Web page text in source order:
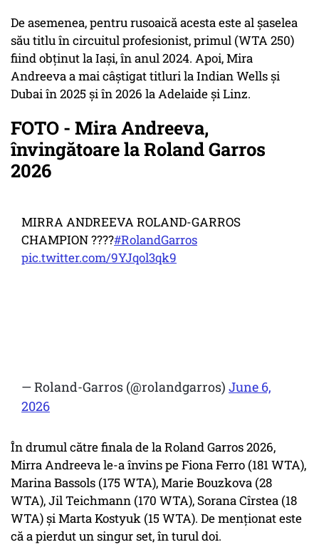
De asemenea, pentru rusoaică acesta este al şaselea
său titlu în circuitul profesionist, primul (WTA 250)
fiind obţinut la Iaşi, în anul 2024. Apoi, Mira
Andreeva a mai câştigat titluri la Indian Wells şi
Dubai în 2025 şi în 2026 la Adelaide şi Linz.
FOTO - Mira Andreeva,
învingătoare la Roland Garros
2026
MIRRA ANDREEVA ROLAND-GARROS
CHAMPION ????#RolandGarros
pic.twitter.com/9YJqol3qk9
— Roland-Garros (@rolandgarros) June 6,
2026
În drumul către finala de la Roland Garros 2026,
Mirra Andreeva le-a învins pe Fiona Ferro (181 WTA),
Marina Bassols (175 WTA), Marie Bouzkova (28
WTA), Jil Teichmann (170 WTA), Sorana Cîrstea (18
WTA) și Marta Kostyuk (15 WTA). De menționat este
că a pierdut un singur set, în turul doi.